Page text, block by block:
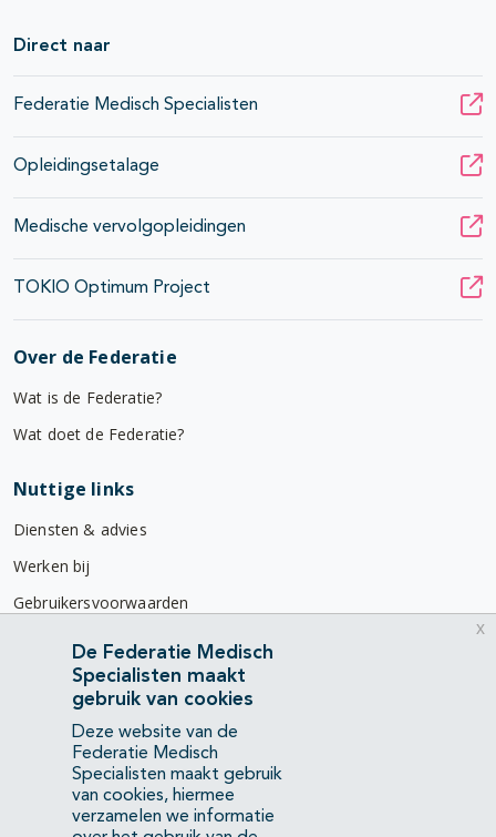
Direct naar
Federatie Medisch Specialisten
Opleidingsetalage
Medische vervolgopleidingen
TOKIO Optimum Project
Over de Federatie
Wat is de Federatie?
Wat doet de Federatie?
Nuttige links
Diensten & advies
Werken bij
Gebruikersvoorwaarden
Privacyverklaring
Contact
Mercatorlaan 1200
3528 BL Utrecht
(088) 505 34 34
De Federatie Medisch
Specialisten maakt
gebruik van cookies
Deze website van de
Federatie Medisch
Specialisten maakt gebruik
van cookies, hiermee
verzamelen we informatie
x